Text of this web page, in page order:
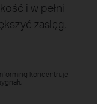
i w pełni
zasięg,
koncentruje